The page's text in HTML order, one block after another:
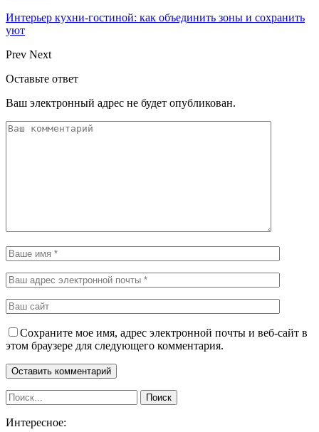
Интерьер кухни-гостиной: как объединить зоны и сохранить
уют
Prev Next
Оставьте ответ
Ваш электронный адрес не будет опубликован.
Сохраните мое имя, адрес электронной почты и веб-сайт в
этом браузере для следующего комментария.
Интересное: